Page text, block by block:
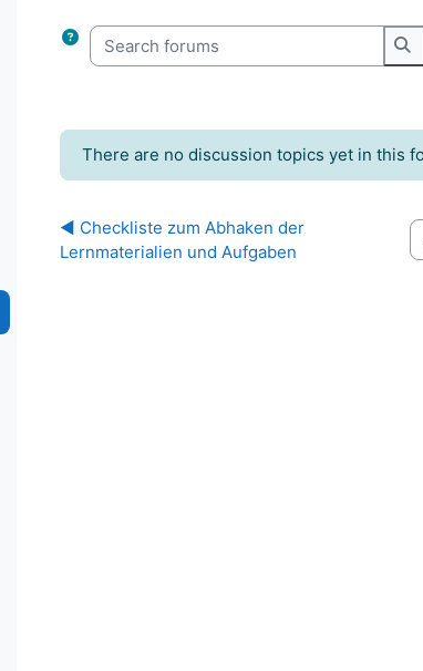
Search forums
There are no discussion topics yet in this
◀︎ Checkliste zum Abhaken der
Lernmaterialien und Aufgaben